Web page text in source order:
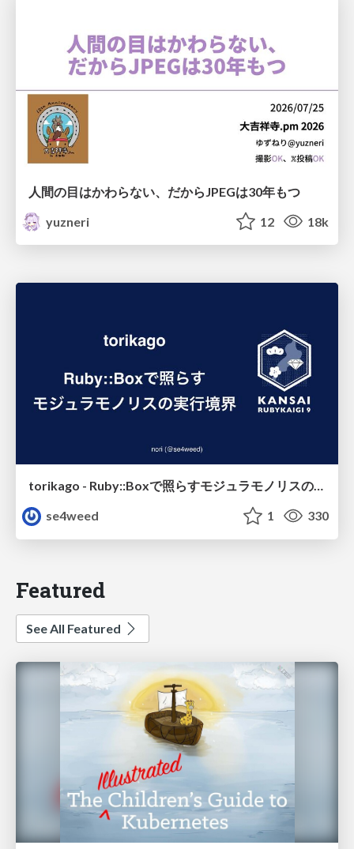
人間の目はかわらない、だからJPEGは30年もつ
yuzneri
12 18k
torikago - Ruby::Boxで照らすモジュラモノリスの実行境界
se4weed
1 330
Featured
See All Featured